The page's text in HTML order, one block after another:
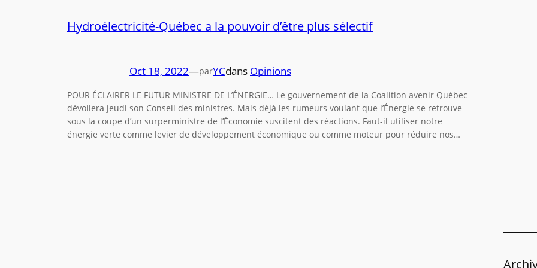
Hydroélectricité-Québec a la pouvoir d’être plus sélectif
Oct 18, 2022—parYCdans Opinions
POUR ÉCLAIRER LE FUTUR MINISTRE DE L’ÉNERGIE… Le gouvernement de la Coalition avenir Québec
dévoilera jeudi son Conseil des ministres. Mais déjà les rumeurs voulant que l’Énergie se retrouve
sous la coupe d’un surperministre de l’Économie suscitent des réactions. Faut-il utiliser notre
énergie verte comme levier de développement économique ou comme moteur pour réduire nos…